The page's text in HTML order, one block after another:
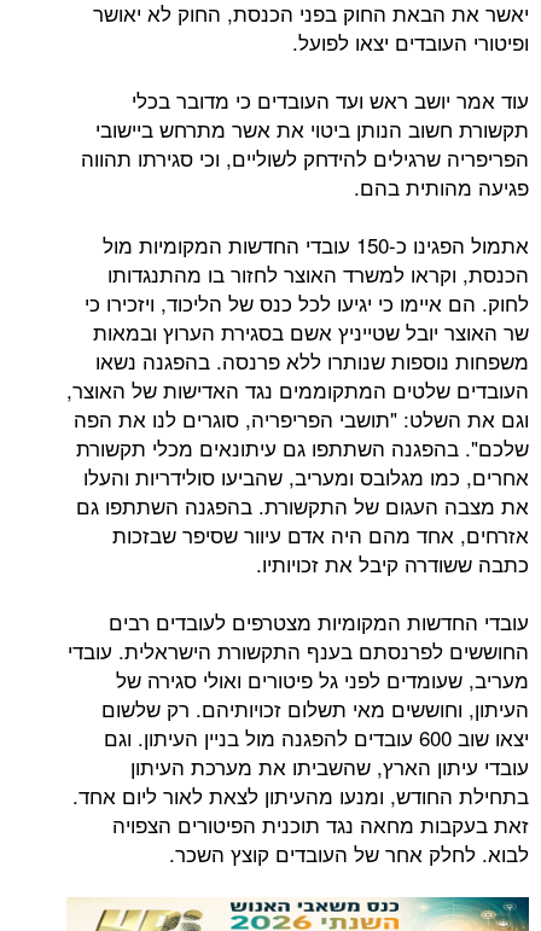
החוק בפני הכנסת, החוק לא יאושר
יצאו לפועל.
ראש ועד העובדים כי מדובר בכלי
הנותן ביטוי את אשר מתרחש ביישובי
להידחק לשוליים, וכי סגירתו תהווה
בהם.
אתמול הפגינו כ-150 עובדי החדשות המקומיות מול
למשרד האוצר לחזור בו מהתנגדותו
כי יגיעו לכל כנס של הליכוד, ויזכירו כי
שטייניץ אשם בסגירת הערוץ ובמאות
שנותרו ללא פרנסה. בהפגנה נשאו
המתקוממים נגד האדישות של האוצר,
"תושבי הפריפריה, סוגרים לנו את הפה
השתתפו גם עיתונאים מכלי תקשורת
מגלובס ומעריב, שהביעו סולידריות והעלו
של התקשורת. בהפגנה השתתפו גם
מהם היה אדם עיוור שסיפר שבזכות
קיבל את זכויותיו.
המקומיות מצטרפים לעובדים רבים
בענף התקשורת הישראלית. עובדי
לפני גל פיטורים ואולי סגירה של
מאי תשלום זכויותיהם. רק שלשום
יצאו שוב 600 עובדים להפגנה מול בניין העיתון. וגם
הארץ, שהשביתו את מערכת העיתון
ומנעו מהעיתון לצאת לאור ליום אחד.
מחאה נגד תוכנית הפיטורים הצפויה
אחר של העובדים קוצץ השכר.